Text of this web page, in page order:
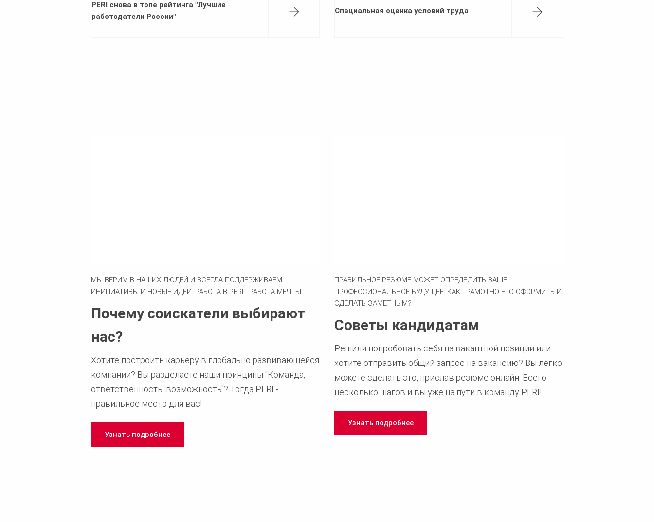
PERI снова в топе рейтинга "Лучшие
работодатели России"
Специальная оценка условий труда
МЫ ВЕРИМ В НАШИХ ЛЮДЕЙ И ВСЕГДА ПОДДЕРЖИВАЕМ
ИНИЦИАТИВЫ И НОВЫЕ ИДЕИ. РАБОТА В PERI - РАБОТА МЕЧТЫ!
Почему соискатели выбирают
нас?
Хотите построить карьеру в глобально развивающейся
компании? Вы разделаете наши принципы "Команда,
ответственность, возможность"? Тогда PERI -
правильное место для вас!
Узнать подробнее
ПРАВИЛЬНОЕ РЕЗЮМЕ МОЖЕТ ОПРЕДЕЛИТЬ ВАШЕ
ПРОФЕССИОНАЛЬНОЕ БУДУЩЕЕ. КАК ГРАМОТНО ЕГО ОФОРМИТЬ И
СДЕЛАТЬ ЗАМЕТНЫМ?
Советы кандидатам
Решили попробовать себя на вакантной позиции или
хотите отправить общий запрос на вакансию? Вы легко
можете сделать это, прислав резюме онлайн. Всего
несколько шагов и вы уже на пути в команду PERI!
Узнать подробнее